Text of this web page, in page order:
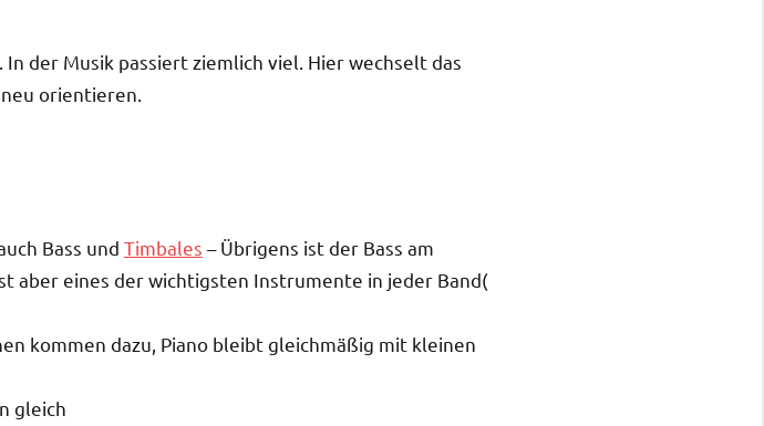
der Musik passiert ziemlich viel. Hier wechselt das
orientieren.
Bass und Timbales – Übrigens ist der Bass am
aber eines der wichtigsten Instrumente in jeder Band(
kommen dazu, Piano bleibt gleichmäßig mit kleinen
gleich